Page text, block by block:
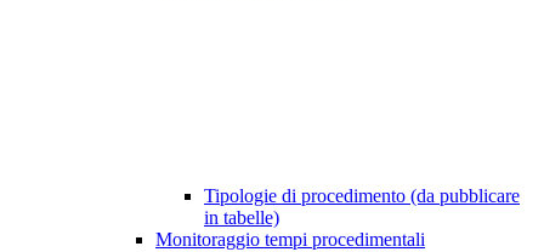
Tipologie di procedimento (da pubblicare
in tabelle)
Monitoraggio tempi procedimentali